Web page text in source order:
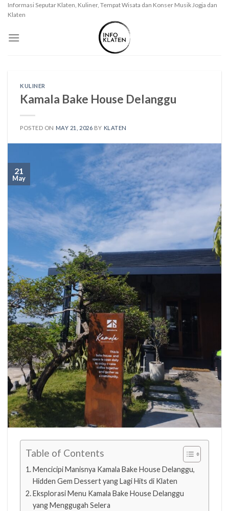
SkipInformasi Seputar Klaten, Kuliner, Tempat Wisata dan Konser Musik Jogja dan
Klaten
KULINER
Kamala Bake House Delanggu
POSTED ON MAY 21, 2026 BY KLATEN
21
May
Table of Contents
Mencicipi Manisnya Kamala Bake House Delanggu,
Hidden Gem Dessert yang Lagi Hits di Klaten
Eksplorasi Menu Kamala Bake House Delanggu
yang Menggugah Selera